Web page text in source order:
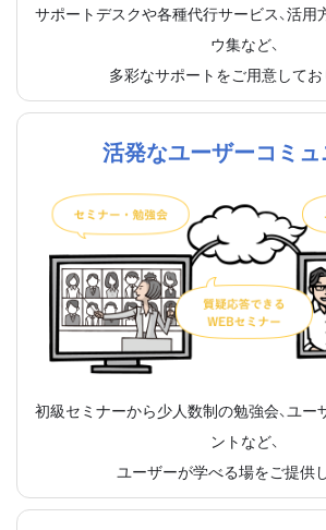
サポートデスクや各種代行サービス、活用
ウ集など、
多彩なサポートをご用意してお
活発なユーザーコミュ
初級セミナーから少人数制の勉強会、ユ
ントなど、
ユーザーが学べる場をご提供